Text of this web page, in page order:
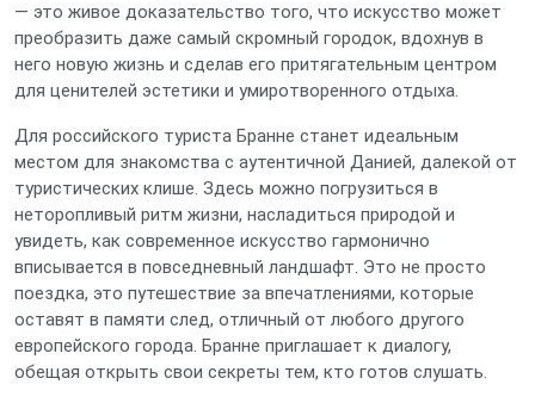
— это живое доказательство того, что искусство может
преобразить даже самый скромный городок, вдохнув в
него новую жизнь и сделав его притягательным центром
для ценителей эстетики и умиротворенного отдыха.
Для российского туриста Бранне станет идеальным
местом для знакомства с аутентичной Данией, далекой от
туристических клише. Здесь можно погрузиться в
неторопливый ритм жизни, насладиться природой и
увидеть, как современное искусство гармонично
вписывается в повседневный ландшафт. Это не просто
поездка, это путешествие за впечатлениями, которые
оставят в памяти след, отличный от любого другого
европейского города. Бранне приглашает к диалогу,
обещая открыть свои секреты тем, кто готов слушать.